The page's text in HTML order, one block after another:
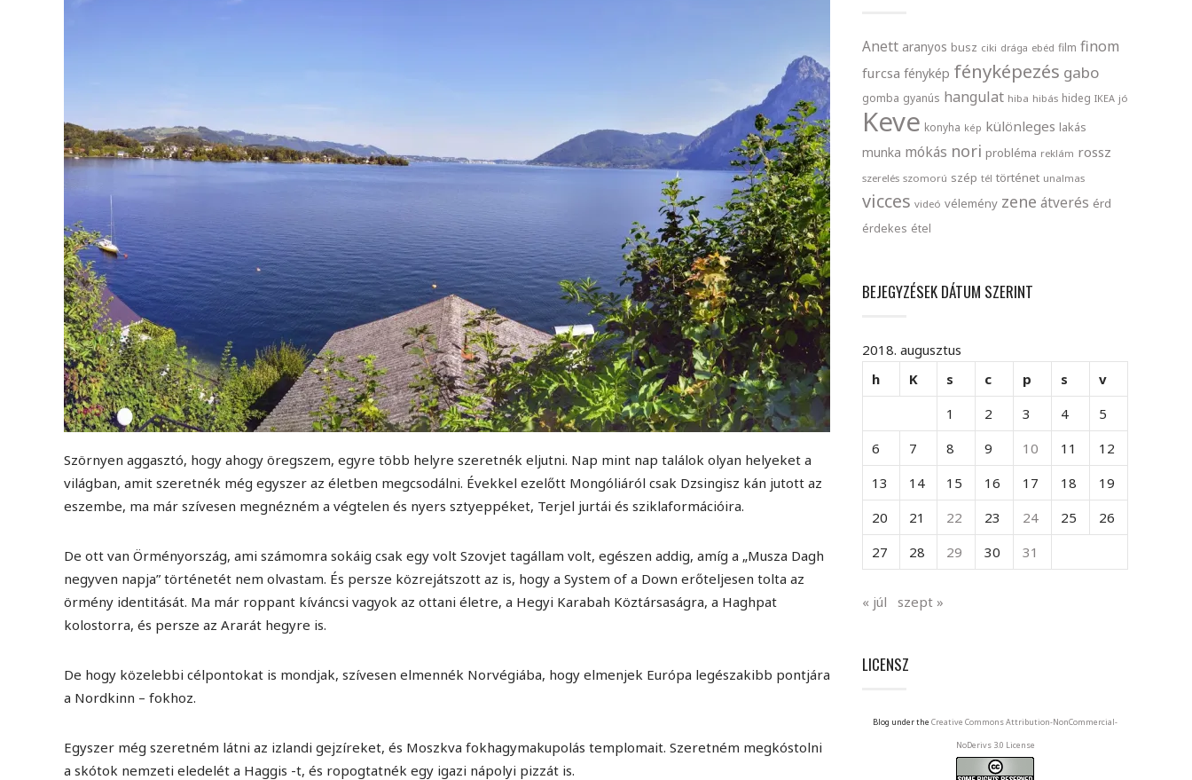
Szörnyen aggasztó, hogy ahogy öregszem, egyre több helyre szeretnék eljutni. Nap mint nap találok olyan helyeket a
világban, amit szeretnék még egyszer az életben megcsodálni. Évekkel ezelőtt Mongóliáról csak Dzsingisz kán jutott az
eszembe, ma már szívesen megnézném a végtelen és nyers sztyeppéket, Terjel jurtái és sziklaformációira.
De ott van Örményország, ami számomra sokáig csak egy volt Szovjet tagállam volt, egészen addig, amíg a „Musza Dagh
negyven napja” történetét nem olvastam. És persze közrejátszott az is, hogy a System of a Down erőteljesen tolta az
örmény identitását. Ma már roppant kíváncsi vagyok az ottani életre, a Hegyi Karabah Köztársaságra, a Haghpat
kolostorra, és persze az Ararát hegyre is.
De hogy közelebbi célpontokat is mondjak, szívesen elmennék Norvégiába, hogy elmenjek Európa legészakibb pontjára
a Nordkinn – fokhoz.
Egyszer még szeretném látni az izlandi gejzíreket, és Moszkva fokhagymakupolás templomait. Szeretném megkóstolni
a skótok nemzeti eledelét a Haggis -t, és ropogtatnék egy igazi nápolyi pizzát is.
Anett aranyos busz ciki drága ebéd film finom
furcsa fénykép fényképezés gabo
gomba gyanús hangulat hiba hibás hideg IKEA jó
Keve konyha kép különleges lakás
munka mókás nori probléma reklám rossz
szerelés szomorú szép tél történet unalmas
vicces videó vélemény zene átverés érd
érdekes étel
BEJEGYZÉSEK DÁTUM SZERINT
2018. augusztus
h
K s c p s
v
1
2 3 4
5
6
7 8 9 10 11
12
13
14 15 16 17 18
19
20
21 22 23 24 25
26
27
28 29 30 31
« júl szept »
LICENSZ
Blog under the Creative Commons Attribution-NonCommercial-
NoDerivs 3.0 License